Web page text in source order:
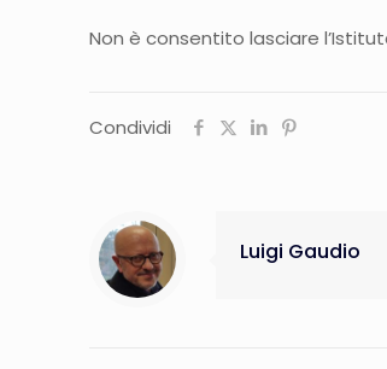
Non è consentito lasciare
Condividi
Luigi Gaudio